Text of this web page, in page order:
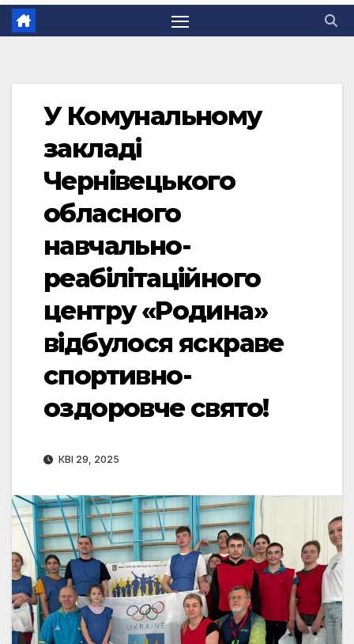
У Комунальному
закладі
Чернівецького
обласного
навчально-
реабілітаційного
центру «Родина»
відбулося яскраве
спортивно-
оздоровче свято!
КВІ 29, 2025